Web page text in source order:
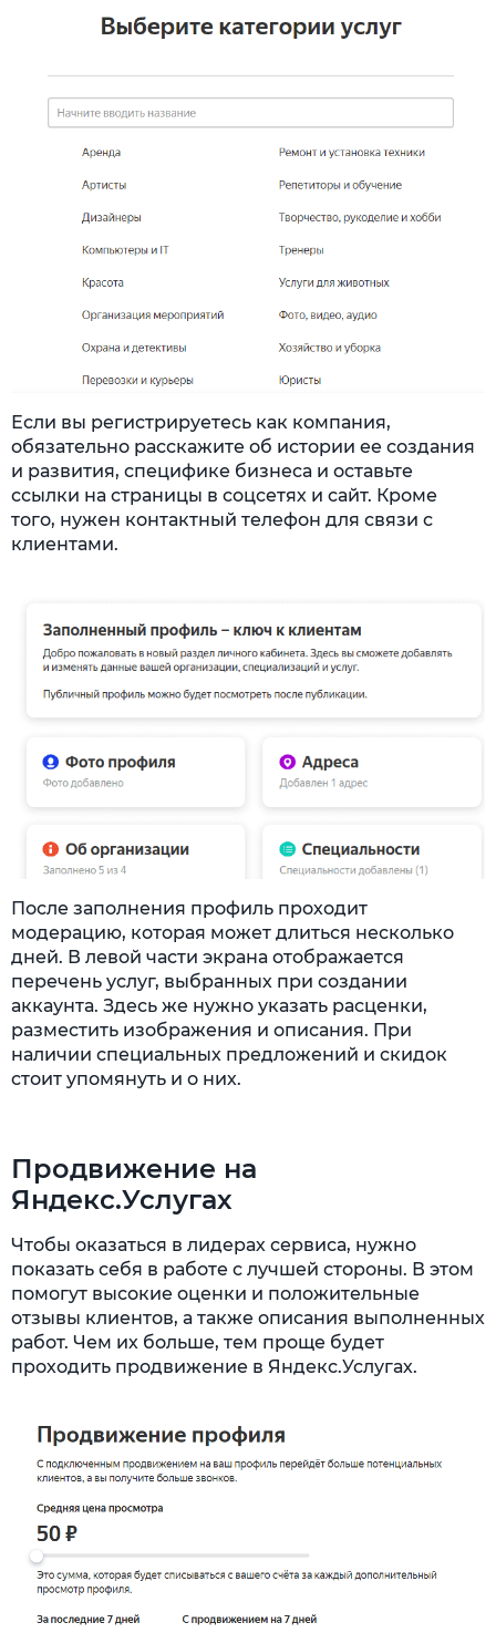
Если вы регистрируетесь как компания,
обязательно расскажите об истории ее создания
и развития, специфике бизнеса и оставьте
ссылки на страницы в соцсетях и сайт. Кроме
того, нужен контактный телефон для связи с
клиентами.
После заполнения профиль проходит
модерацию, которая может длиться несколько
дней. В левой части экрана отображается
перечень услуг, выбранных при создании
аккаунта. Здесь же нужно указать расценки,
разместить изображения и описания. При
наличии специальных предложений и скидок
стоит упомянуть и о них.
Продвижение на
Яндекс.Услугах
Чтобы оказаться в лидерах сервиса, нужно
показать себя в работе с лучшей стороны. В этом
помогут высокие оценки и положительные
отзывы клиентов, а также описания выполненных
работ. Чем их больше, тем проще будет
проходить продвижение в Яндекс.Услугах.